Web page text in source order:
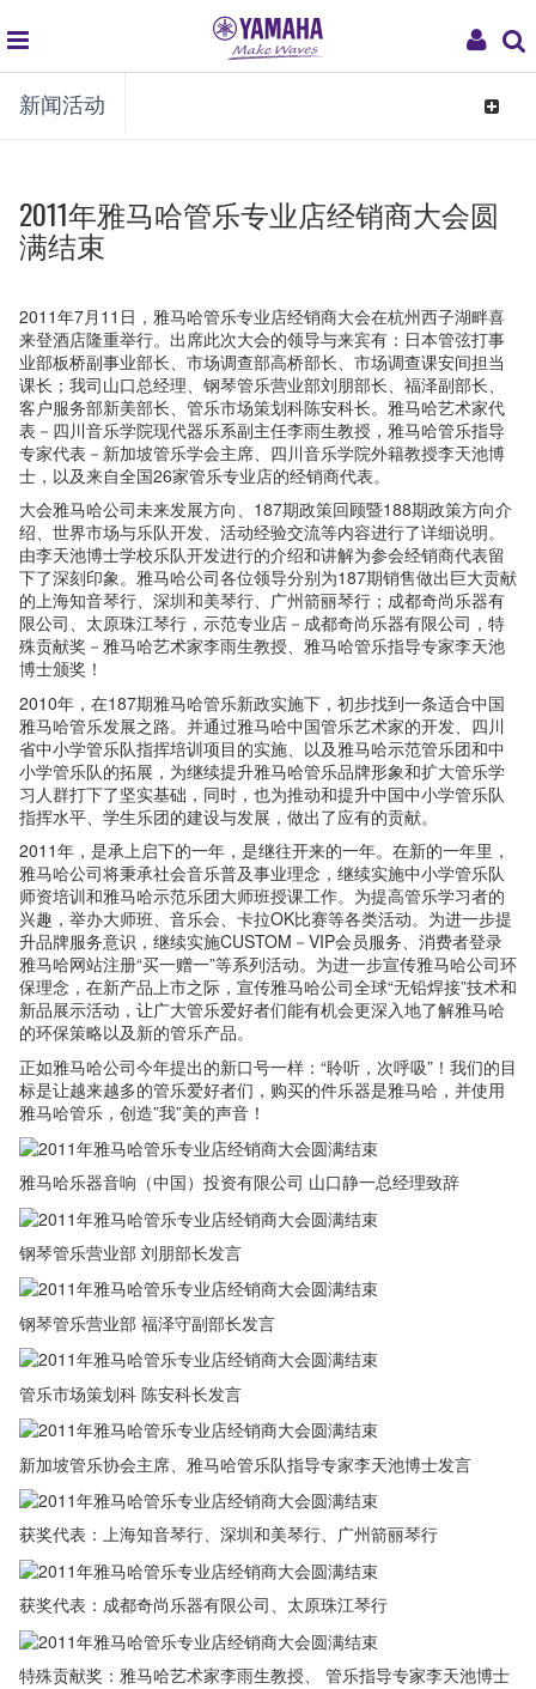
My
global
navigation
新闻活动
Toggle
2011年雅马哈管乐专业店经销商大会圆
满结束
2011年7月11日，雅马哈管乐专业店经销商大会在杭州西子湖畔喜
来登酒店隆重举行。出席此次大会的领导与来宾有：日本管弦打事
业部板桥副事业部长、市场调查部高桥部长、市场调查课安间担当
课长；我司山口总经理、钢琴管乐营业部刘朋部长、福泽副部长、
客户服务部新美部长、管乐市场策划科陈安科长。雅马哈艺术家代
表－四川音乐学院现代器乐系副主任李雨生教授，雅马哈管乐指导
专家代表－新加坡管乐学会主席、四川音乐学院外籍教授李天池博
士，以及来自全国26家管乐专业店的经销商代表。
大会雅马哈公司未来发展方向、187期政策回顾暨188期政策方向介
绍、世界市场与乐队开发、活动经验交流等内容进行了详细说明。
由李天池博士学校乐队开发进行的介绍和讲解为参会经销商代表留
下了深刻印象。雅马哈公司各位领导分别为187期销售做出巨大贡献
的上海知音琴行、深圳和美琴行、广州箭丽琴行；成都奇尚乐器有
限公司、太原珠江琴行，示范专业店－成都奇尚乐器有限公司，特
殊贡献奖－雅马哈艺术家李雨生教授、雅马哈管乐指导专家李天池
博士颁奖！
2010年，在187期雅马哈管乐新政实施下，初步找到一条适合中国
雅马哈管乐发展之路。并通过雅马哈中国管乐艺术家的开发、四川
省中小学管乐队指挥培训项目的实施、以及雅马哈示范管乐团和中
小学管乐队的拓展，为继续提升雅马哈管乐品牌形象和扩大管乐学
习人群打下了坚实基础，同时，也为推动和提升中国中小学管乐队
指挥水平、学生乐团的建设与发展，做出了应有的贡献。
2011年，是承上启下的一年，是继往开来的一年。在新的一年里，
雅马哈公司将秉承社会音乐普及事业理念，继续实施中小学管乐队
师资培训和雅马哈示范乐团大师班授课工作。为提高管乐学习者的
兴趣，举办大师班、音乐会、卡拉OK比赛等各类活动。为进一步提
升品牌服务意识，继续实施CUSTOM－VIP会员服务、消费者登录
雅马哈网站注册“买一赠一”等系列活动。为进一步宣传雅马哈公司环
保理念，在新产品上市之际，宣传雅马哈公司全球“无铅焊接”技术和
新品展示活动，让广大管乐爱好者们能有机会更深入地了解雅马哈
的环保策略以及新的管乐产品。
正如雅马哈公司今年提出的新口号一样：“聆听，次呼吸”！我们的目
标是让越来越多的管乐爱好者们，购买的件乐器是雅马哈，并使用
雅马哈管乐，创造”我”美的声音！
雅马哈乐器音响（中国）投资有限公司 山口静一总经理致辞
钢琴管乐营业部 刘朋部长发言
钢琴管乐营业部 福泽守副部长发言
管乐市场策划科 陈安科长发言
新加坡管乐协会主席、雅马哈管乐队指导专家李天池博士发言
获奖代表：上海知音琴行、深圳和美琴行、广州箭丽琴行
获奖代表：成都奇尚乐器有限公司、太原珠江琴行
特殊贡献奖：雅马哈艺术家李雨生教授、 管乐指导专家李天池博士